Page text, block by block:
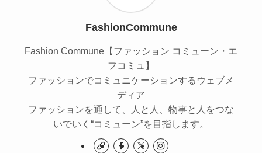
FashionCommune
Fashion Commune【ファッション コミューン・エ
フコミュ】
ファッションでコミュニケーションするウェブメ
ディア
ファッションを通して、人と人、物事と人をつな
いでいく“コミューン”を目指します。